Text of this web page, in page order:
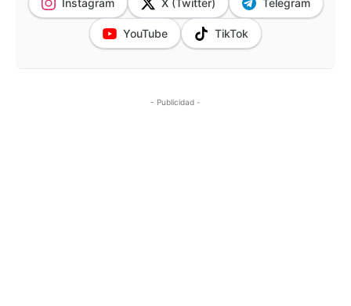
Instagram X (Twitter) Telegram
YouTube TikTok
- Publicidad -